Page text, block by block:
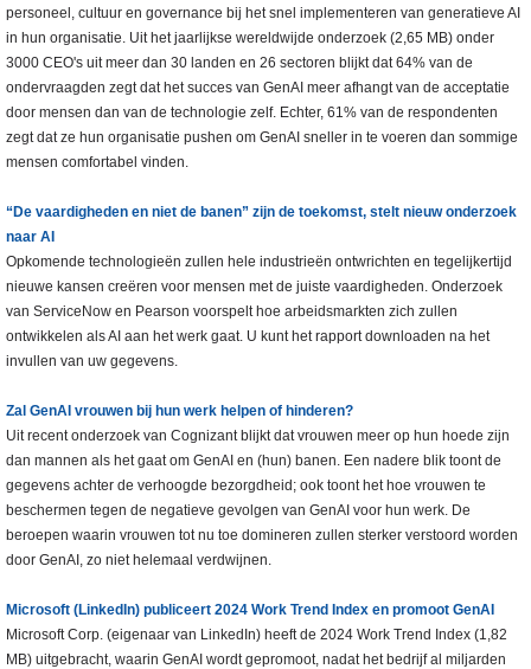
personeel, cultuur en governance bij het snel implementeren van generatieve AI
in hun organisatie. Uit het jaarlijkse wereldwijde onderzoek (2,65 MB) onder
3000 CEO's uit meer dan 30 landen en 26 sectoren blijkt dat 64% van de
ondervraagden zegt dat het succes van GenAI meer afhangt van de acceptatie
door mensen dan van de technologie zelf. Echter, 61% van de respondenten
zegt dat ze hun organisatie pushen om GenAI sneller in te voeren dan sommige
mensen comfortabel vinden.
“De vaardigheden en niet de banen” zijn de toekomst, stelt nieuw onderzoek
naar AI
Opkomende technologieën zullen hele industrieën ontwrichten en tegelijkertijd
nieuwe kansen creëren voor mensen met de juiste vaardigheden. Onderzoek
van ServiceNow en Pearson voorspelt hoe arbeidsmarkten zich zullen
ontwikkelen als AI aan het werk gaat. U kunt het rapport downloaden na het
invullen van uw gegevens.
Zal GenAI vrouwen bij hun werk helpen of hinderen?
Uit recent onderzoek van Cognizant blijkt dat vrouwen meer op hun hoede zijn
dan mannen als het gaat om GenAI en (hun) banen. Een nadere blik toont de
gegevens achter de verhoogde bezorgdheid; ook toont het hoe vrouwen te
beschermen tegen de negatieve gevolgen van GenAI voor hun werk. De
beroepen waarin vrouwen tot nu toe domineren zullen sterker verstoord worden
door GenAI, zo niet helemaal verdwijnen.
Microsoft (LinkedIn) publiceert 2024 Work Trend Index en promoot GenAI
Microsoft Corp. (eigenaar van LinkedIn) heeft de 2024 Work Trend Index (1,82
MB) uitgebracht, waarin GenAI wordt gepromoot, nadat het bedrijf al miljarden